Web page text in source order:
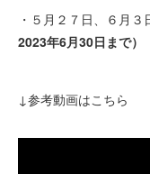
・５月２７日、６月
2023年6月30日まで）
↓参考動画はこちら